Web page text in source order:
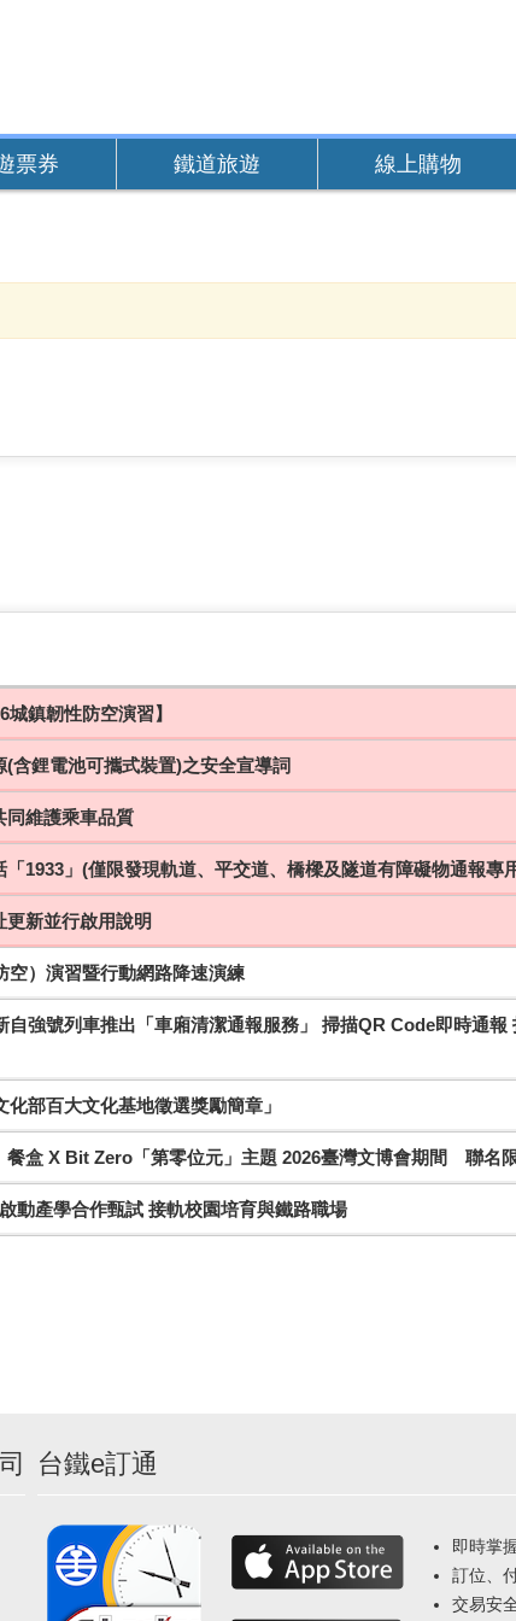
票券 鐵道旅遊 線上購物
城鎮韌性防空演習】
含鋰電池可攜式裝置)之安全宣導詞
同維護乘車品質
「1933」(僅限發現軌道、平交道、橋樑及隧道有障礙物通報專
新並行啟用說明
空）演習暨行動網路降速演練
自強號列車推出「車廂清潔通報服務」 掃描QR Code即時通報
化部百大文化基地徵選獎勵簡章」
餐盒 X Bit Zero「第零位元」主題 2026臺灣文博會期間 聯名
動產學合作甄試 接軌校園培育與鐵路職場
台鐵e訂通
即時掌
訂位、
交易安